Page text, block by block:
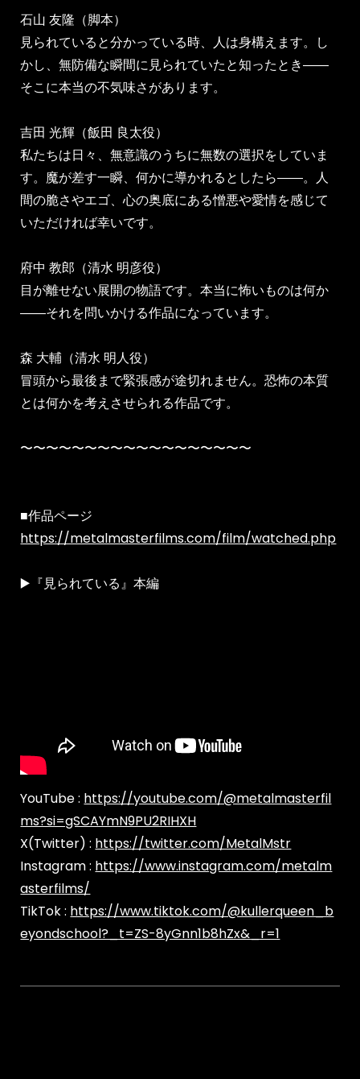
石山 友隆（脚本）
見られていると分かっている時、人は身構えます。し
かし、無防備な瞬間に見られていたと知ったとき――
そこに本当の不気味さがあります。
吉田 光輝（飯田 良太役）
私たちは日々、無意識のうちに無数の選択をしていま
す。魔が差す一瞬、何かに導かれるとしたら――。人
間の脆さやエゴ、心の奥底にある憎悪や愛情を感じて
いただければ幸いです。
府中 教郎（清水 明彦役）
目が離せない展開の物語です。本当に怖いものは何か
――それを問いかける作品になっています。
森 大輔（清水 明人役）
冒頭から最後まで緊張感が途切れません。恐怖の本質
とは何かを考えさせられる作品です。
〜〜〜〜〜〜〜〜〜〜〜〜〜〜〜〜〜〜
■作品ページ
https://metalmasterfilms.com/film/watched.php
▶️『見られている』本編
YouTube :‪ https://youtube.com/@metalmasterfil
ms?si=gSCAYmN9PU2RIHXH
X(Twitter) :‪ https://twitter.com/MetalMstr
Instagram : https://www.instagram.com/metalm
asterfilms/
TikTok : https://www.tiktok.com/@kullerqueen_b
eyondschool?_t=ZS-8yGnn1b8hZx&_r=1